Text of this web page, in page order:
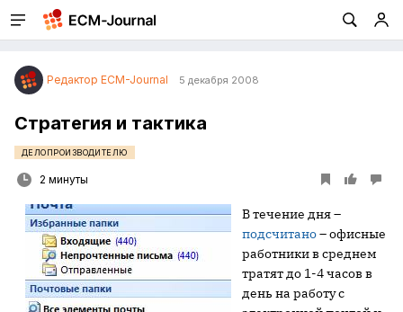
Редактор ECM-Journal 5 декабря 2008
Стратегия и тактика
ДЕЛОПРОИЗВОДИТЕЛЮ
2 минуты
В течение дня –
подсчитано– офисные
работники в среднем
тратят до 1-4 часов в
день на работу с